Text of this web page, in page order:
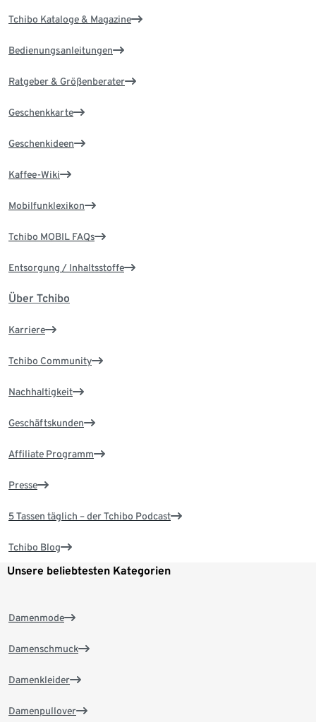
Tchibo Kataloge & Magazine
Bedienungsanleitungen
Ratgeber & Größenberater
Geschenkkarte
Geschenkideen
Kaffee-Wiki
Mobilfunklexikon
Tchibo MOBIL FAQs
Entsorgung / Inhaltsstoffe
Über Tchibo
Karriere
Tchibo Community
Nachhaltigkeit
Geschäftskunden
Affiliate Programm
Presse
5 Tassen täglich – der Tchibo Podcast
Tchibo Blog
Unsere beliebtesten Kategorien
Damenmode
Damenschmuck
Damenkleider
Damenpullover